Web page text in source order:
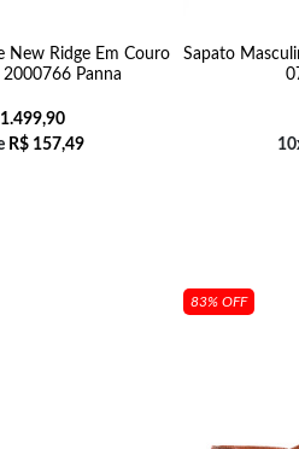
New Ridge Em Couro
2000766 Panna
R$ 157,49
Sapato
83% OFF